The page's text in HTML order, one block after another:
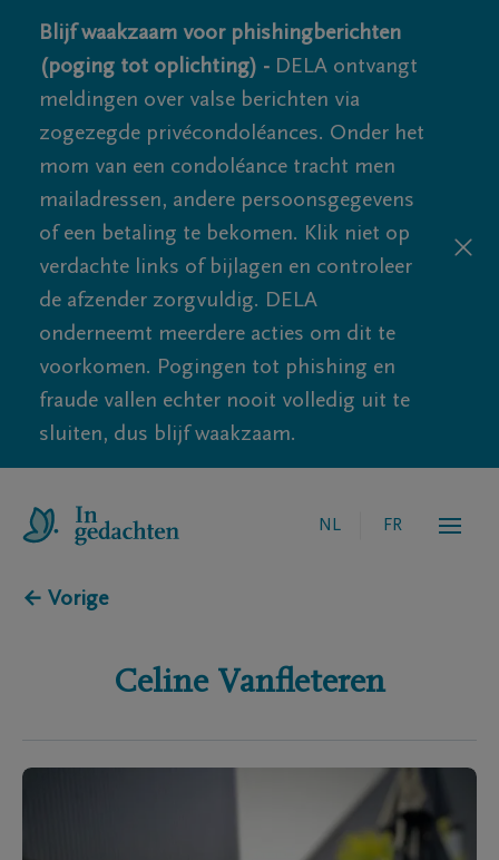
Blijf waakzaam voor phishingberichten
(poging tot oplichting) - DELA ontvangt
meldingen over valse berichten via
zogezegde privécondoléances. Onder het
mom van een condoléance tracht men
mailadressen, andere persoonsgegevens
of een betaling te bekomen. Klik niet op
verdachte links of bijlagen en controleer
de afzender zorgvuldig. DELA
onderneemt meerdere acties om dit te
voorkomen. Pogingen tot phishing en
fraude vallen echter nooit volledig uit te
sluiten, dus blijf waakzaam.
NL FR
← Vorige
Celine Vanfleteren